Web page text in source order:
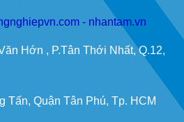
- nhantam.vn
Hớn , P.Tân Thới Nhất, Q.12,
Tấn, Quận Tân Phú, Tp. HCM